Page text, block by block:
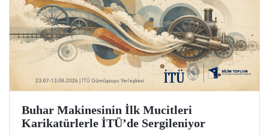
Buhar Makinesinin İlk Mucitleri
Karikatürlerle İTÜ’de Sergileniyor